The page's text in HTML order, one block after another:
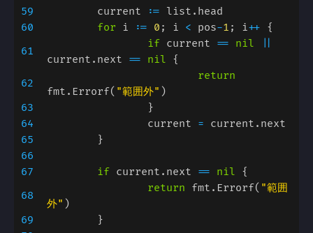
59
	current
:=
60
for i := 0 ; i < pos-1 ; i++
61
if current == nil
current.next == nil
62
fmt.Errorf( "範囲外"
63
64
		current
=
65
66
67
if current.next == nil
68
return fmt.Errorf( "範囲
外"
69